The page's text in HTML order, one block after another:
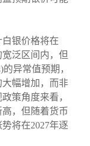
银价格将在
泛区间内，但
异常值预期，
幅增加，而非
策角度来看，
，但随着货币
将在2027年逐